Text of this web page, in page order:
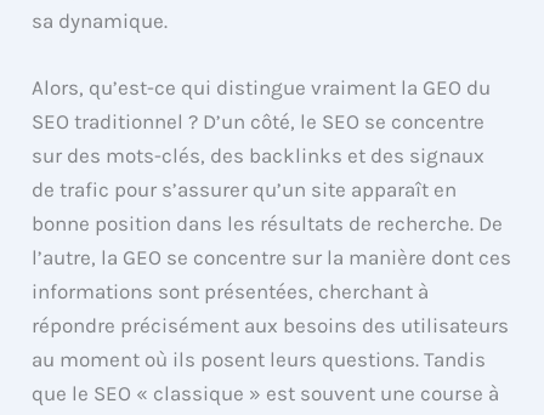
sa dynamique.
Alors, qu’est-ce qui distingue vraiment la GEO du
SEO traditionnel ? D’un côté, le SEO se concentre
sur des mots-clés, des backlinks et des signaux
de trafic pour s’assurer qu’un site apparaît en
bonne position dans les résultats de recherche. De
l’autre, la GEO se concentre sur la manière dont ces
informations sont présentées, cherchant à
répondre précisément aux besoins des utilisateurs
au moment où ils posent leurs questions. Tandis
que le SEO « classique » est souvent une course à